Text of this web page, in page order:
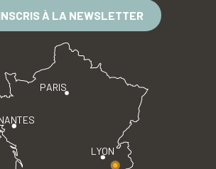
À LA NEWSLETTER
PARIS
LYON